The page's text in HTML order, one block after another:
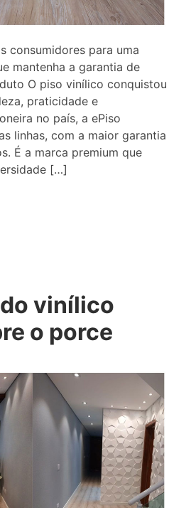
consumidores para uma
mantenha a garantia de
O piso vinílico conquistou
praticidade e
no país, a ePiso
linhas, com a maior garantia
É a marca premium que
[…]
vinílico
o porce